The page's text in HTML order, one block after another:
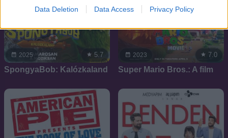
Data Deletion Data Access Privacy Policy
2025 5.7
SpongyaBob: Kalózkaland
2023 7.0
Super Mario Bros.: A film